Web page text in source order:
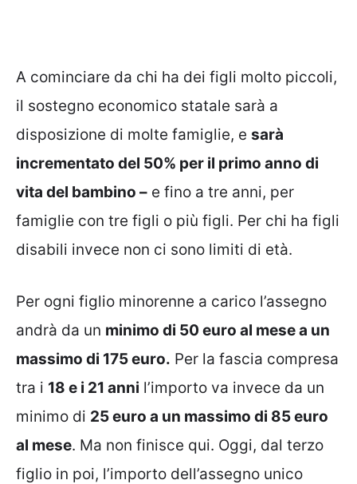
A cominciare da chi ha dei figli molto piccoli,
il sostegno economico statale sarà a
disposizione di molte famiglie, e sarà
incrementato del 50% per il primo anno di
vita del bambino – e fino a tre anni, per
famiglie con tre figli o più figli. Per chi ha figli
disabili invece non ci sono limiti di età.
Per ogni figlio minorenne a carico l’assegno
andrà da un minimo di 50 euro al mese a un
massimo di 175 euro. Per la fascia compresa
tra i 18 e i 21 anni l’importo va invece da un
minimo di 25 euro a un massimo di 85 euro
al mese. Ma non finisce qui. Oggi, dal terzo
figlio in poi, l’importo dell’assegno unico